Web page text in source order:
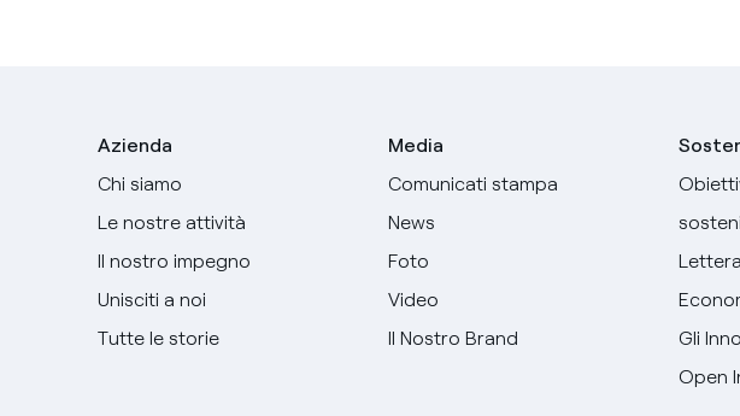
Azienda
Chi siamo
Le nostre attività
Il nostro impegno
Unisciti a noi
Tutte le storie
Media
Comunicati stampa
News
Foto
Video
Il Nostro Brand
Gli
Open